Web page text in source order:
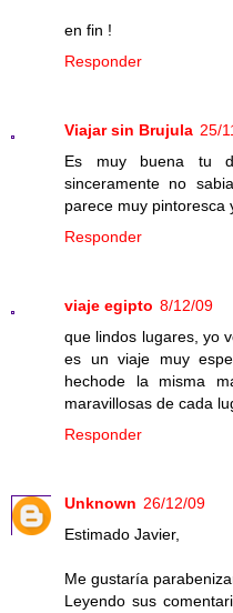
en fin !
Responder
Viajar sin Brujula 25/
Es muy buena tu
sinceramente no
parece muy pintoresca
Responder
viaje egipto 8/12/09
que lindos lugares, yo
es un viaje muy
hechode la misma
maravillosas de cada
Responder
Unknown 26/12/09
Estimado Javier,
Me gustaría
Leyendo sus